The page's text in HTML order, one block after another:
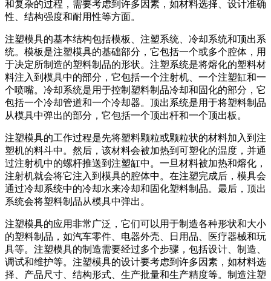
和复杂的过程，需要考虑到许多因素，如材料选择、设计准确
性、结构强度和耐用性等方面。
注塑模具的基本结构包括模板、注塑系统、冷却系统和顶出系
统。模板是注塑模具的基础部分，它包括一个或多个腔体，用
于决定所制造的塑料制品的形状。注塑系统是将熔化的塑料材
料注入到模具中的部分，它包括一个注射机、一个注塑缸和一
个喷嘴。冷却系统是用于控制塑料制品冷却和固化的部分，它
包括一个冷却管道和一个冷却器。顶出系统是用于将塑料制品
从模具中弹出的部分，它包括一个顶出杆和一个顶出板。
注塑模具的工作过程是先将塑料颗粒或颗粒状的材料加入到注
塑机的料斗中。然后，该材料会被加热到可塑化的温度，并通
过注射机中的螺杆推送到注塑缸中。一旦材料被加热和熔化，
注射机就会将它注入到模具的腔体中。在注塑完成后，模具会
通过冷却系统中的冷却水来冷却和固化塑料制品。最后，顶出
系统会将塑料制品从模具中弹出。
注塑模具的应用非常广泛，它们可以用于制造各种形状和大小
的塑料制品，如汽车零件、电器外壳、日用品、医疗器械和玩
具等。注塑模具的制造需要经过多个步骤，包括设计、制造、
调试和维护等。注塑模具的设计要考虑到许多因素，如材料选
择、产品尺寸、结构形式、生产批量和生产精度等。制造注塑